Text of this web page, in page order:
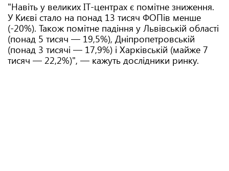
"Навіть у великих ІТ-центрах є помітне зниження.
У Києві стало на понад 13 тисяч ФОПів менше
(-20%). Також помітне падіння у Львівській області
(понад 5 тисяч — 19,5%), Дніпропетровській
(понад 3 тисячі — 17,9%) і Харківській (майже 7
тисяч — 22,2%)", — кажуть дослідники ринку.